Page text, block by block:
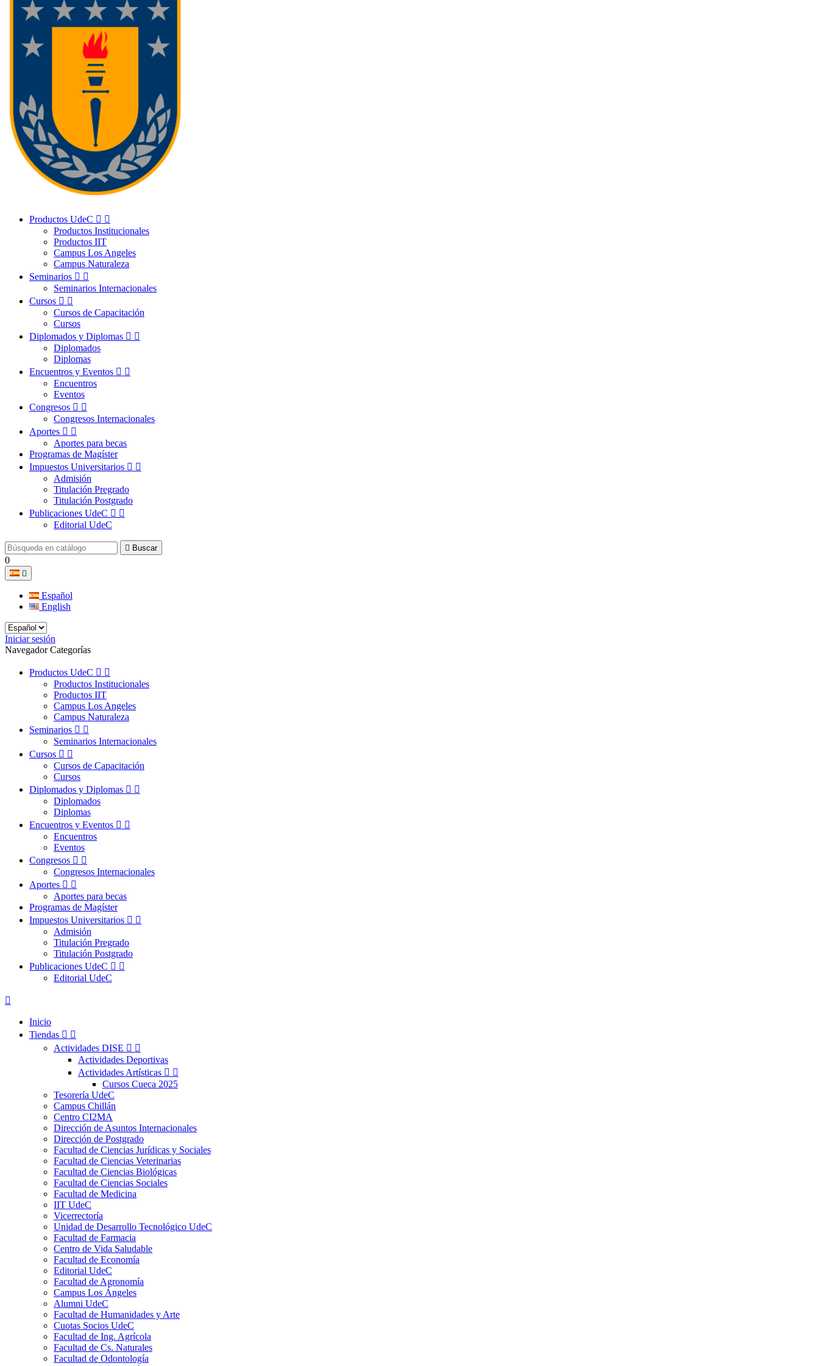
Productos UdeC  
Productos Institucionales
Productos IIT
Campus Los Angeles
Campus Naturaleza
Seminarios  
Seminarios Internacionales
Cursos  
Cursos de Capacitación
Cursos
Diplomados y Diplomas  
Diplomados
Diplomas
Encuentros y Eventos  
Encuentros
Eventos
Congresos  
Congresos Internacionales
Aportes  
Aportes para becas
Programas de Magíster
Impuestos Universitarios  
Admisión
Titulación Pregrado
Titulación Postgrado
Publicaciones UdeC  
Editorial UdeC
 Buscar
0

Español
English
Iniciar sesión
Navegador Categorías
Productos UdeC  
Productos Institucionales
Productos IIT
Campus Los Angeles
Campus Naturaleza
Seminarios  
Seminarios Internacionales
Cursos  
Cursos de Capacitación
Cursos
Diplomados y Diplomas  
Diplomados
Diplomas
Encuentros y Eventos  
Encuentros
Eventos
Congresos  
Congresos Internacionales
Aportes  
Aportes para becas
Programas de Magíster
Impuestos Universitarios  
Admisión
Titulación Pregrado
Titulación Postgrado
Publicaciones UdeC  
Editorial UdeC

Inicio
Tiendas  
Actividades DISE  
Actividades Deportivas
Actividades Artísticas  
Cursos Cueca 2025
Tesorería UdeC
Campus Chillán
Centro CI2MA
Dirección de Asuntos Internacionales
Dirección de Postgrado
Facultad de Ciencias Jurídicas y Sociales
Facultad de Ciencias Veterinarias
Facultad de Ciencias Biológicas
Facultad de Ciencias Sociales
Facultad de Medicina
IIT UdeC
Vicerrectoría
Unidad de Desarrollo Tecnológico UdeC
Facultad de Farmacia
Centro de Vida Saludable
Facultad de Economía
Editorial UdeC
Facultad de Agronomía
Campus Los Ángeles
Alumni UdeC
Facultad de Humanidades y Arte
Cuotas Socios UdeC
Facultad de Ing. Agrícola
Facultad de Cs. Naturales
Facultad de Odontología